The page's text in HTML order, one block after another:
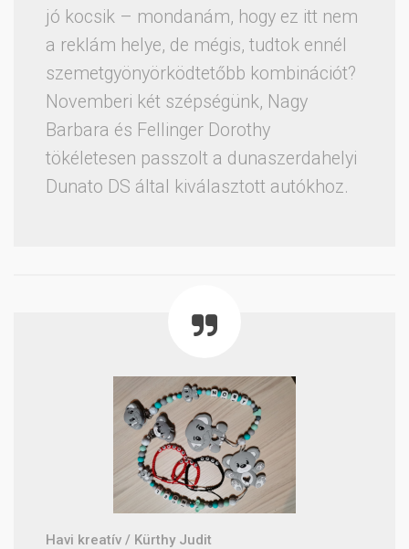
jó kocsik – mondanám, hogy ez itt nem
a reklám helye, de mégis, tudtok ennél
szemetgyönyörködtetőbb kombinációt?
Novemberi két szépségünk, Nagy
Barbara és Fellinger Dorothy
tökéletesen passzolt a dunaszerdahelyi
Dunato DS által kiválasztott autókhoz.
Havi kreatív / Kürthy Judit